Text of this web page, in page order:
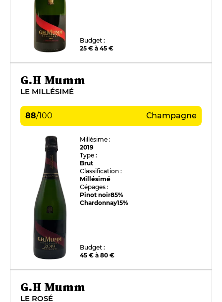
Budget :
25 € à 45 €
G.H Mumm
LE MILLÉSIMÉ
88/100 Champagne
Millésime :
2019
Type :
Brut
Classification :
Millésimé
Cépages :
Pinot noir85%
Chardonnay15%
Budget :
45 € à 80 €
G.H Mumm
LE ROSÉ